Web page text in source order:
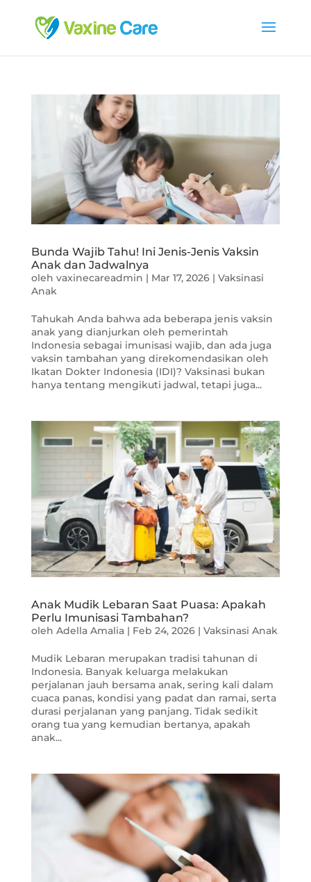
Bunda Wajib Tahu! Ini Jenis-Jenis Vaksin
Anak dan Jadwalnya
oleh vaxinecareadmin | Mar 17, 2026| Vaksinasi
Anak
Tahukah Anda bahwa ada beberapa jenis vaksin
anak yang dianjurkan oleh pemerintah
Indonesia sebagai imunisasi wajib, dan ada juga
vaksin tambahan yang direkomendasikan oleh
Ikatan Dokter Indonesia (IDI)? Vaksinasi bukan
hanya tentang mengikuti jadwal, tetapi juga...
Anak Mudik Lebaran Saat Puasa: Apakah
Perlu Imunisasi Tambahan?
oleh Adella Amalia| Feb 24, 2026| Vaksinasi Anak
Mudik Lebaran merupakan tradisi tahunan di
Indonesia. Banyak keluarga melakukan
perjalanan jauh bersama anak, sering kali dalam
cuaca panas, kondisi yang padat dan ramai, serta
durasi perjalanan yang panjang. Tidak sedikit
orang tua yang kemudian bertanya, apakah
anak...